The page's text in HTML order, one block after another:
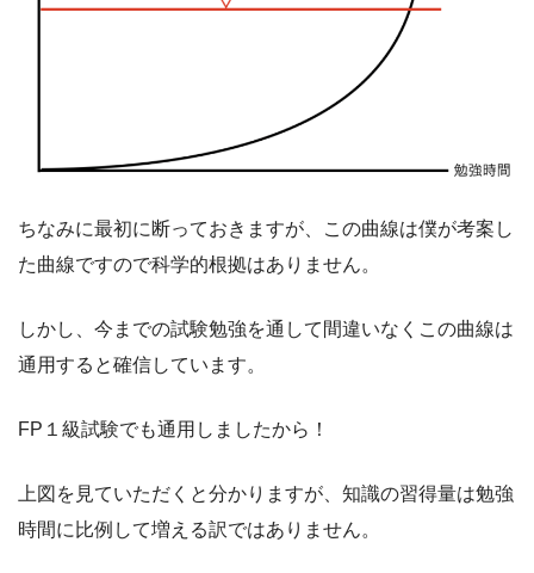
ちなみに最初に断っておきますが、この曲線は僕が考案し
た曲線ですので科学的根拠はありません。
しかし、今までの試験勉強を通して間違いなくこの曲線は
通用すると確信しています。
FP１級試験でも通用しましたから！
上図を見ていただくと分かりますが、知識の習得量は勉強
時間に比例して増える訳ではありません。